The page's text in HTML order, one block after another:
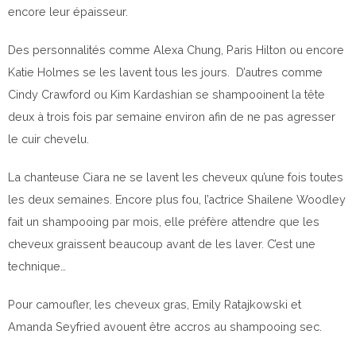
encore leur épaisseur.
Des personnalités comme Alexa Chung, Paris Hilton ou encore
Katie Holmes se les lavent tous les jours. D’autres comme
Cindy Crawford ou Kim Kardashian se shampooinent la tête
deux à trois fois par semaine environ afin de ne pas agresser
le cuir chevelu.
La chanteuse Ciara ne se lavent les cheveux qu’une fois toutes
les deux semaines. Encore plus fou, l’actrice Shailene Woodley
fait un shampooing par mois, elle préfère attendre que les
cheveux graissent beaucoup avant de les laver. C’est une
technique…
Pour camoufler, les cheveux gras, Emily Ratajkowski et
Amanda Seyfried avouent être accros au shampooing sec.